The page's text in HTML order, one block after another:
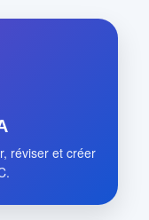
réviser et créer